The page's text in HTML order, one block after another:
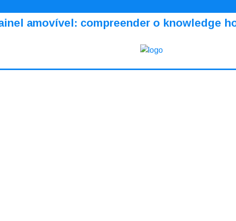
amovível: compreender o knowledge